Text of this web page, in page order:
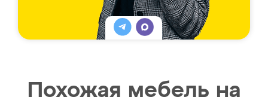
Похожая мебель на